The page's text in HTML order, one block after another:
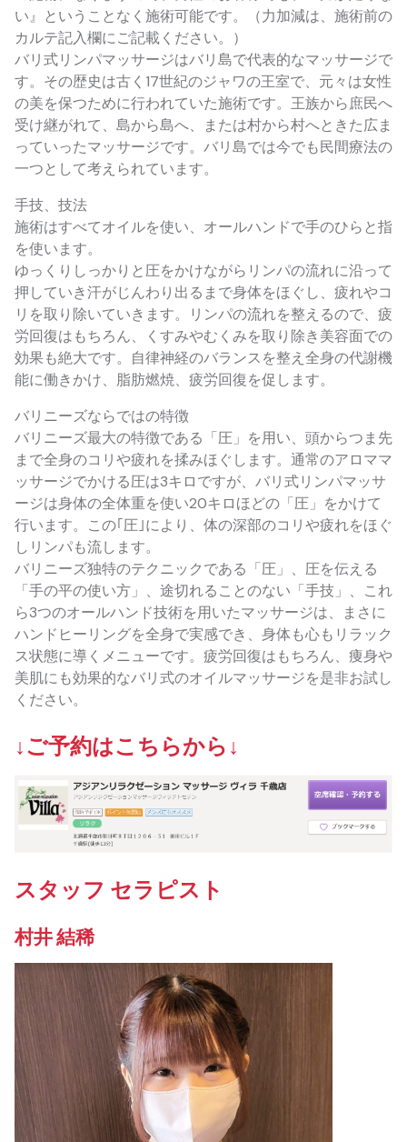
い』ということなく施術可能です。（力加減は、施術前の
カルテ記入欄にご記載ください。）
バリ式リンパマッサージはバリ島で代表的なマッサージで
す。その歴史は古く17世紀のジャワの王室で、元々は女性
の美を保つために行われていた施術です。王族から庶民へ
受け継がれて、島から島へ、または村から村へときた広ま
っていったマッサージです。バリ島では今でも民間療法の
一つとして考えられています。
手技、技法
施術はすべてオイルを使い、オールハンドで手のひらと指
を使います。
ゆっくりしっかりと圧をかけながらリンパの流れに沿って
押していき汗がじんわり出るまで身体をほぐし、疲れやコ
リを取り除いていきます。リンパの流れを整えるので、疲
労回復はもちろん、くすみやむくみを取り除き美容面での
効果も絶大です。自律神経のバランスを整え全身の代謝機
能に働きかけ、脂肪燃焼、疲労回復を促します。
バリニーズならではの特徴
バリニーズ最大の特徴である「圧」を用い、頭からつま先
まで全身のコリや疲れを揉みほぐします。通常のアロママ
ッサージでかける圧は3キロですが、バリ式リンパマッサ
ージは身体の全体重を使い20キロほどの「圧」をかけて
行います。この｢圧｣により、体の深部のコリや疲れをほぐ
しリンパも流します。
バリニーズ独特のテクニックである「圧」、圧を伝える
「手の平の使い方」、途切れることのない「手技」、これ
ら3つのオールハンド技術を用いたマッサージは、まさに
ハンドヒーリングを全身で実感でき、身体も心もリラック
ス状態に導くメニューです。疲労回復はもちろん、痩身や
美肌にも効果的なバリ式のオイルマッサージを是非お試し
ください。
↓ご予約はこちらから↓
スタッフ セラピスト
村井 結稀